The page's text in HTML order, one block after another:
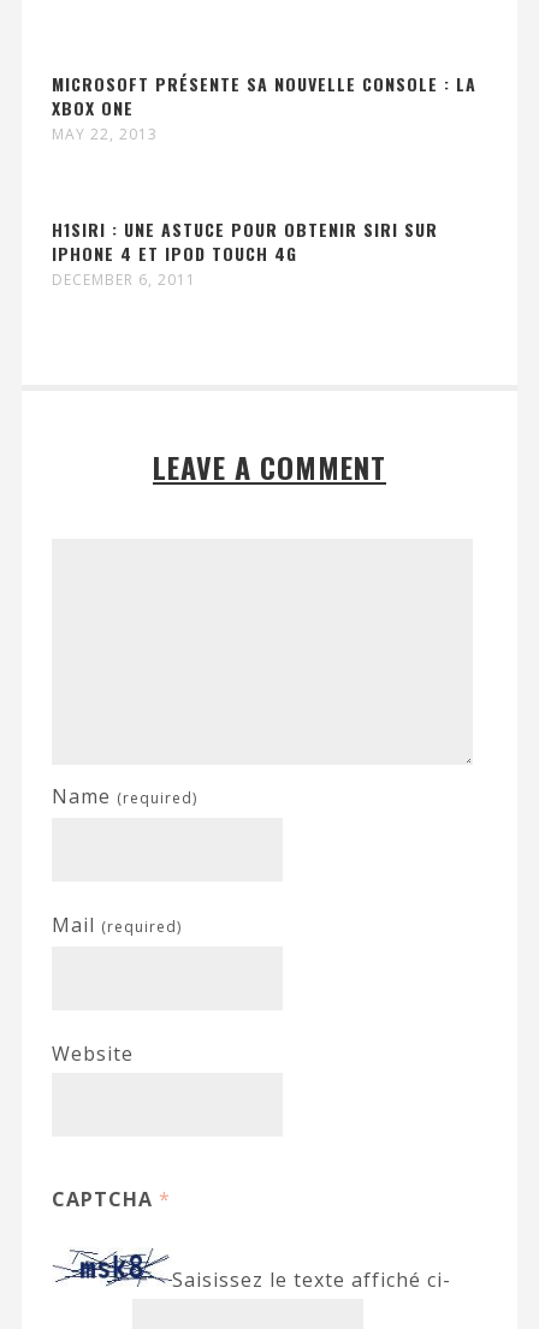
MICROSOFT PRÉSENTE SA NOUVELLE CONSOLE : LA
XBOX ONE
MAY 22, 2013
H1SIRI : UNE ASTUCE POUR OBTENIR SIRI SUR
IPHONE 4 ET IPOD TOUCH 4G
DECEMBER 6, 2011
LEAVE A COMMENT
Name (required)
Mail (required)
Website
CAPTCHA *
Saisissez le texte affiché ci-